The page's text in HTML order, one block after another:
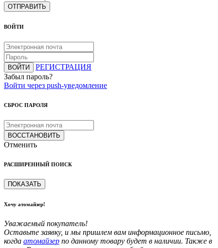
ОТПРАВИТЬ
ВОЙТИ
ВОЙТИ
РЕГИСТРАЦИЯ
Забыл пароль?
Войти через push-уведомление
СБРОС ПАРОЛЯ
ВОССТАНОВИТЬ
Отменить
РАСШИРЕННЫЙ ПОИСК
ПОКАЗАТЬ
Хочу атомайзер!
Уважаемый покупатель!
Оставьте заявку, и мы пришлем вам информационное письмо,
когда атомайзер по данному товару будет в наличии. Также в